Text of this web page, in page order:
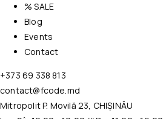
% SALE
Blog
Events
Contact
+373 69 338 813
contact@fcode.md
Mitropolit P. Movilă 23, CHIȘINĂU